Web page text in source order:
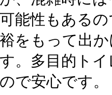
可能性もある
裕をもって出
す。多目的ト
ので安心です。